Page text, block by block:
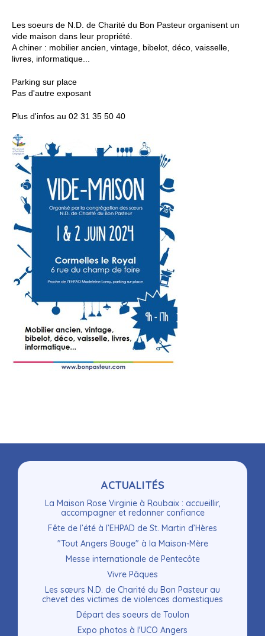
Les soeurs de N.D. de Charité du Bon Pasteur organisent un
vide maison dans leur propriété.
A chiner : mobilier ancien, vintage, bibelot, déco, vaisselle,
livres, informatique...
Parking sur place
Pas d'autre exposant
Plus d'infos au 02 31 35 50 40
ACTUALITÉS
La Maison Rose Virginie à Roubaix : accueillir,
accompagner et redonner confiance
Fête de l’été à l’EHPAD de St. Martin d’Hères
"Tout Angers Bouge" à la Maison-Mère
Messe internationale de Pentecôte
Vivre Pâques
Les sœurs N.D. de Charité du Bon Pasteur au
chevet des victimes de violences domestiques
Départ des soeurs de Toulon
Expo photos à l'UCO Angers